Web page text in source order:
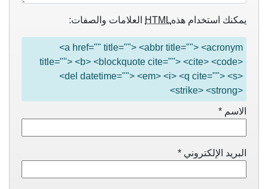
يمكنك استخدام هذهHTML العلامات والصفات:
<a href="" title=""> <abbr title=""> <acronym
title=""> <b> <blockquote cite=""> <cite> <code>
<del datetime=""> <em> <i> <q cite=""> <s>
<strike> <strong>
الاسم *
البريد الإلكتروني *